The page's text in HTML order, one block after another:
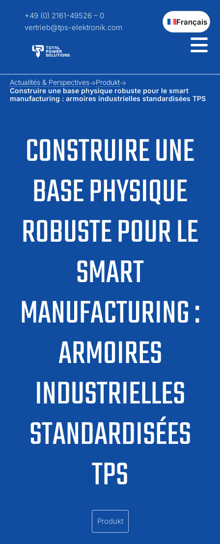
+49 (0) 2161-49526 – 0
vertrieb@tps-elektronik.com
Français
CONSTRUIRE UNE
BASE PHYSIQUE
ROBUSTE POUR LE
SMART
MANUFACTURING :
ARMOIRES
INDUSTRIELLES
STANDARDISÉES
TPS
Actualités & Perspectives
Produkt
Construire une base physique robuste pour le smart
manufacturing : armoires industrielles standardisées TPS
Produkt